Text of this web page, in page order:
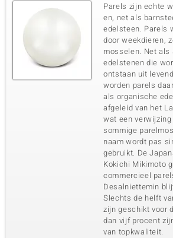
Parels zijn echte
en, net als
edelsteen. Parels
door weekdieren,
mosselen. Net als
edelstenen die
ontstaan uit
worden parels
als organische
afgeleid van het
wat een
sommige
naam wordt pas
gebruikt. De
Kokichi Mikimoto
commercieel
Desalniettemin
Slechts de helft
zijn geschikt voor
dan vijf procent
van topkwaliteit.